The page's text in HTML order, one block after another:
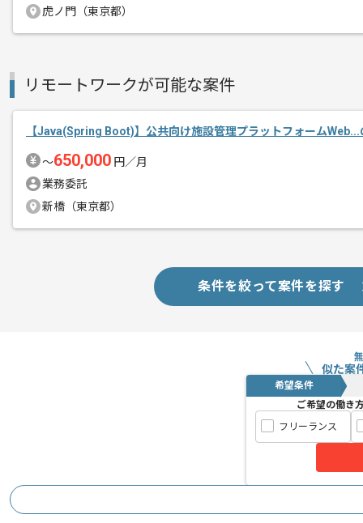
作業開始日
エージェントからのコ
メント
経験豊富なエンジニアと成長が出来る
基本的にはリモート作業を見込んでおり
虎ノ門（東京都）
リモートワークが可能な案件
【Java(Spring Boot)】公共向け施設管理プラットフォーム
〜650,000 円／月
業務委託
新橋（東京都）
条件を絞って案件を探す
似た案
希望条件
ご希望の働き
フリーランス